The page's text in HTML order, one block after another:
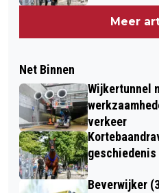
Meer
Net Binnen
Wijkertunnel
verkeer
Beverwijker